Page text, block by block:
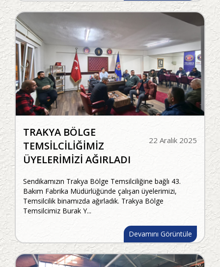
22 Aralık 2025
TRAKYA BÖLGE
TEMSİLCİLİĞİMİZ
ÜYELERİMİZİ AĞIRLADI
Sendikamızın Trakya Bölge Temsilciliğine bağlı 43.
Bakım Fabrika Müdürlüğünde çalışan üyelerimizi,
Temsilcilik binamızda ağırladık. Trakya Bölge
Temsilcimiz Burak Y...
Devamını Görüntüle